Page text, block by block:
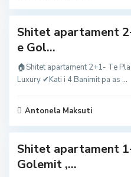
m
Shitet apartament
e Gol...
🏠Shitet apartament 2+1- Te
Luxury ✔Kati i 4 Banimit pa as ...
Antonela Maksuti
G
o
e
m
,
l
e
m
Shitet apartament
Golemit ,...
o